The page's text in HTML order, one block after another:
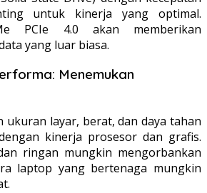
untuk kinerja yang optimal.
PCIe 4.0 akan memberikan
yang luar biasa.
Menemukan
ukuran layar, berat, dan daya tahan
kinerja prosesor dan grafis.
ringan mungkin mengorbankan
laptop yang bertenaga mungkin